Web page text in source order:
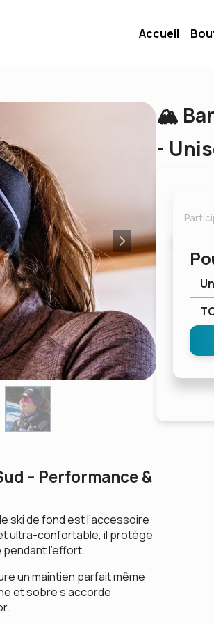
Accueil
– Performance &
ski de fond est l’accessoire
ultra-confortable, il protège
l’effort.
un maintien parfait même
et sobre s’accorde
🏔️
-